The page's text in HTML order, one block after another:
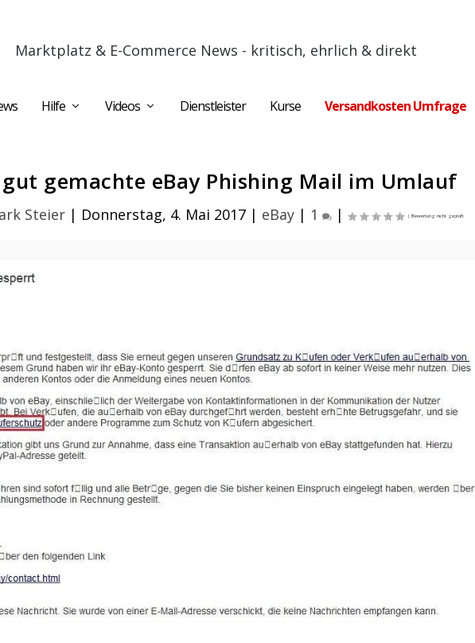
Marktplatz & E-Commerce News - kritisch, ehrlich & direkt
Hilfe Videos Dienstleister Kurse Versandkosten Umfrage
gemachte eBay Phishing Mail im Umlauf
Steier | Donnerstag, 4. Mai 2017 | eBay | 1 |